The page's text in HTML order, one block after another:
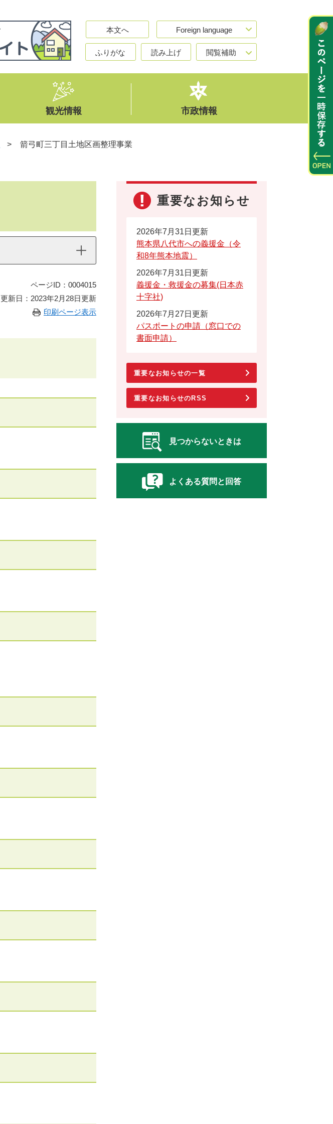
本文へ Foreign language
ふりがな 読み上げ 閲覧補助
観光情報 市政情報
> 箭弓町三丁目土地区画整理事業
ページID：0004015
更新日：2023年2月28日更新
印刷ページ表示
重要なお知らせ
2026年7月31日更新
熊本県八代市への義援金（令
和8年熊本地震）
2026年7月31日更新
義援金・救援金の募集(日本赤
十字社)
2026年7月27日更新
パスポートの申請（窓口での
書面申請）
重要なお知らせの一覧
重要なお知らせのRSS
見つからないときは
よくある質問と回答